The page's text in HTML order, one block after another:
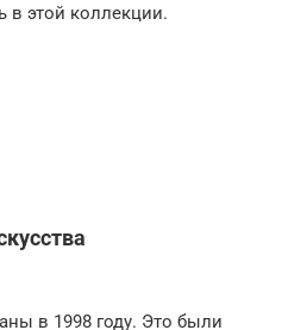
в этой коллекции.
в 1998 году. Это были